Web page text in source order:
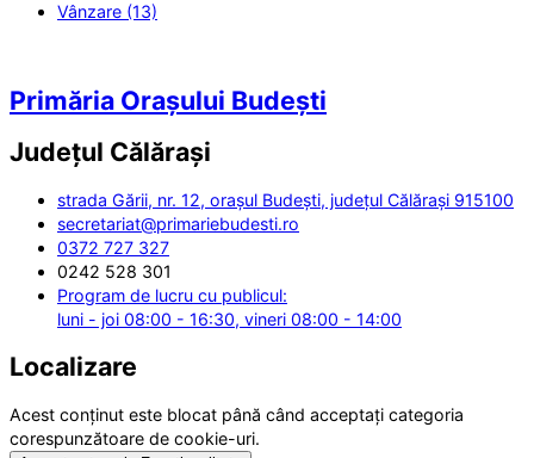
Vânzare (13)
Primăria Orașului Budești
Județul Călărași
strada Gării, nr. 12, orașul Budești, județul Călărași 915100
secretariat@primariebudesti.ro
0372 727 327
0242 528 301
Program de lucru cu publicul:
luni - joi 08:00 - 16:30, vineri 08:00 - 14:00
Localizare
Acest conținut este blocat până când acceptați categoria
corespunzătoare de cookie-uri.